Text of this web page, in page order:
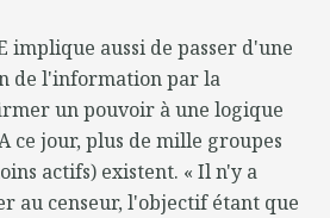
implique aussi de passer d'une
de l'information par la
un pouvoir à une logique
ce jour, plus de mille groupes
actifs) existent. « Il n'y a
au censeur, l'objectif étant que